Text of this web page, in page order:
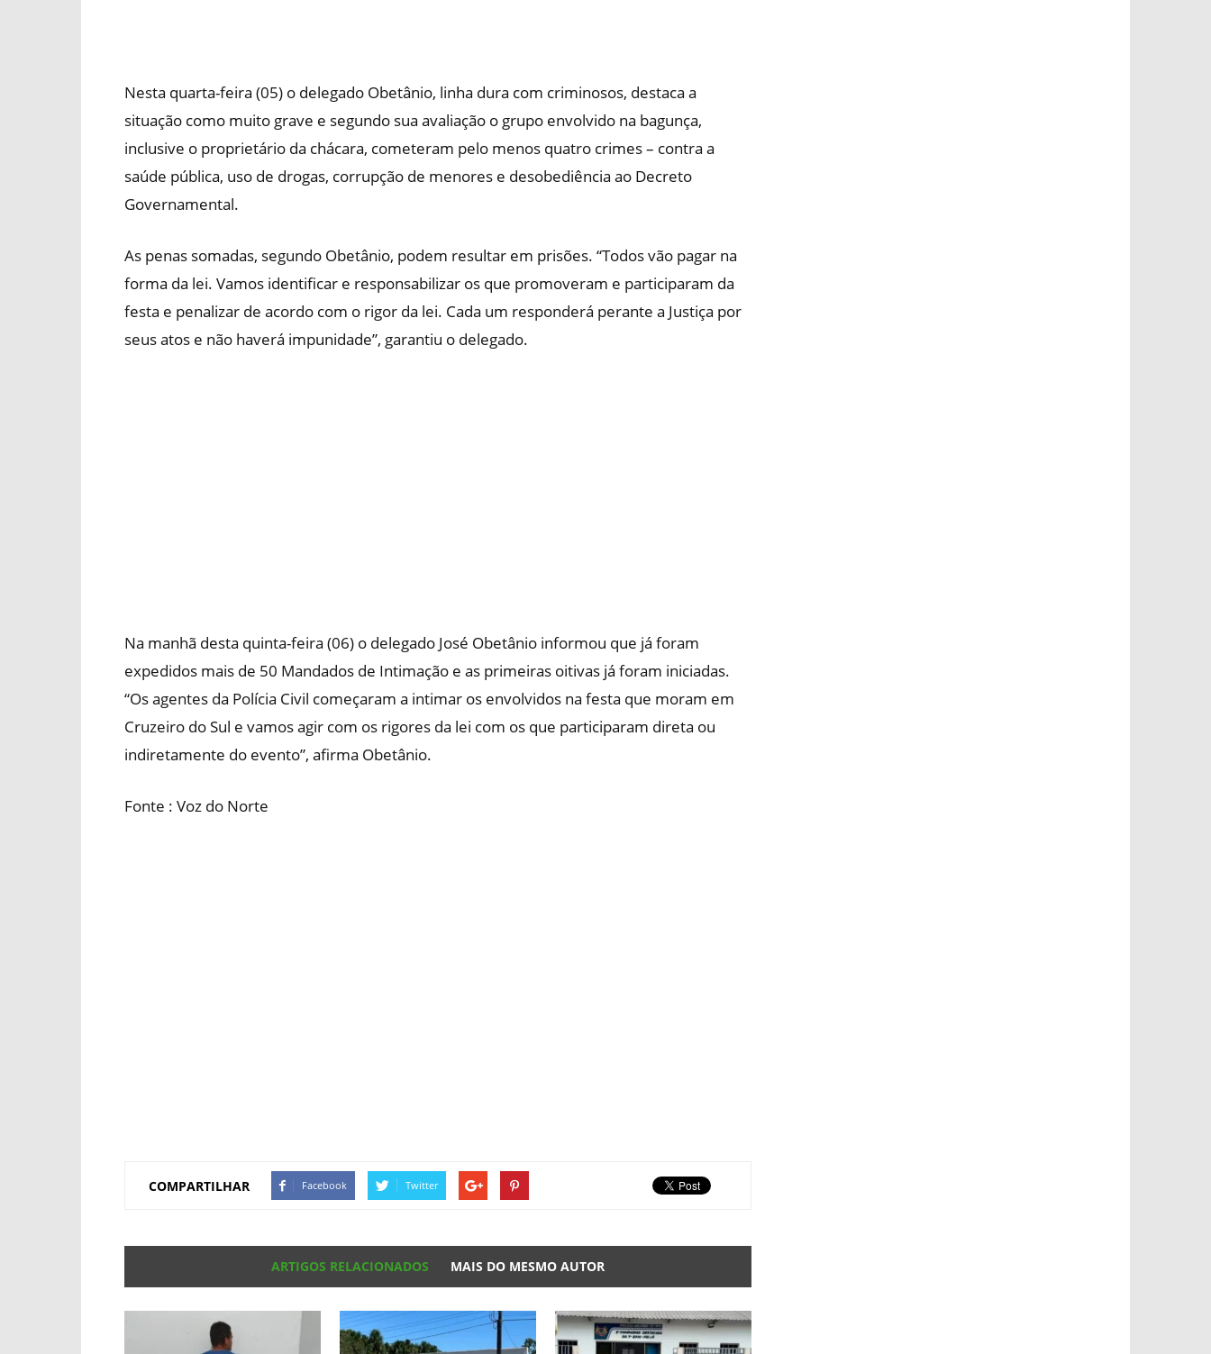
Nesta quarta-feira (05) o delegado Obetânio, linha dura com criminosos, destaca a
situação como muito grave e segundo sua avaliação o grupo envolvido na bagunça,
inclusive o proprietário da chácara, cometeram pelo menos quatro crimes – contra a
saúde pública, uso de drogas, corrupção de menores e desobediência ao Decreto
Governamental.
As penas somadas, segundo Obetânio, podem resultar em prisões. “Todos vão pagar na
forma da lei. Vamos identificar e responsabilizar os que promoveram e participaram da
festa e penalizar de acordo com o rigor da lei. Cada um responderá perante a Justiça por
seus atos e não haverá impunidade”, garantiu o delegado.
Na manhã desta quinta-feira (06) o delegado José Obetânio informou que já foram
expedidos mais de 50 Mandados de Intimação e as primeiras oitivas já foram iniciadas.
“Os agentes da Polícia Civil começaram a intimar os envolvidos na festa que moram em
Cruzeiro do Sul e vamos agir com os rigores da lei com os que participaram direta ou
indiretamente do evento”, afirma Obetânio.
Fonte : Voz do Norte
COMPARTILHAR Facebook Twitter
ARTIGOS RELACIONADOS MAIS DO MESMO AUTOR